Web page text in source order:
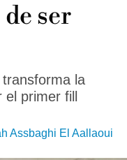
ser
la
primer fill
Assbaghi El Aallaoui